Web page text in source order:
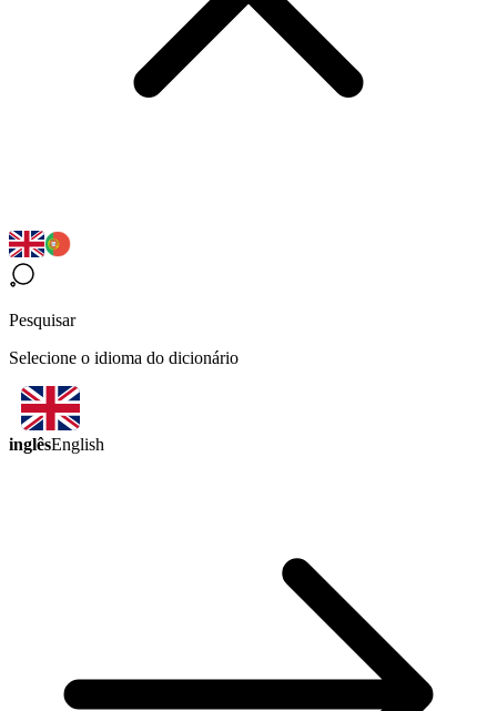
Pesquisar
Selecione o idioma do dicionário
inglêsEnglish